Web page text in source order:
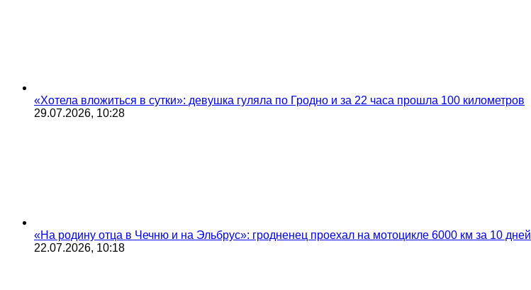
«Хотела вложиться в сутки»: девушка гуляла по Гродно и за 22 часа прошла 100 километров
29.07.2026, 10:28
«На родину отца в Чечню и на Эльбрус»: гродненец проехал на мотоцикле 6000 км за 10 дней
22.07.2026, 10:18